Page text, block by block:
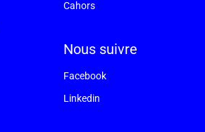
Cahors
Nous suivre
Facebook
Linkedin